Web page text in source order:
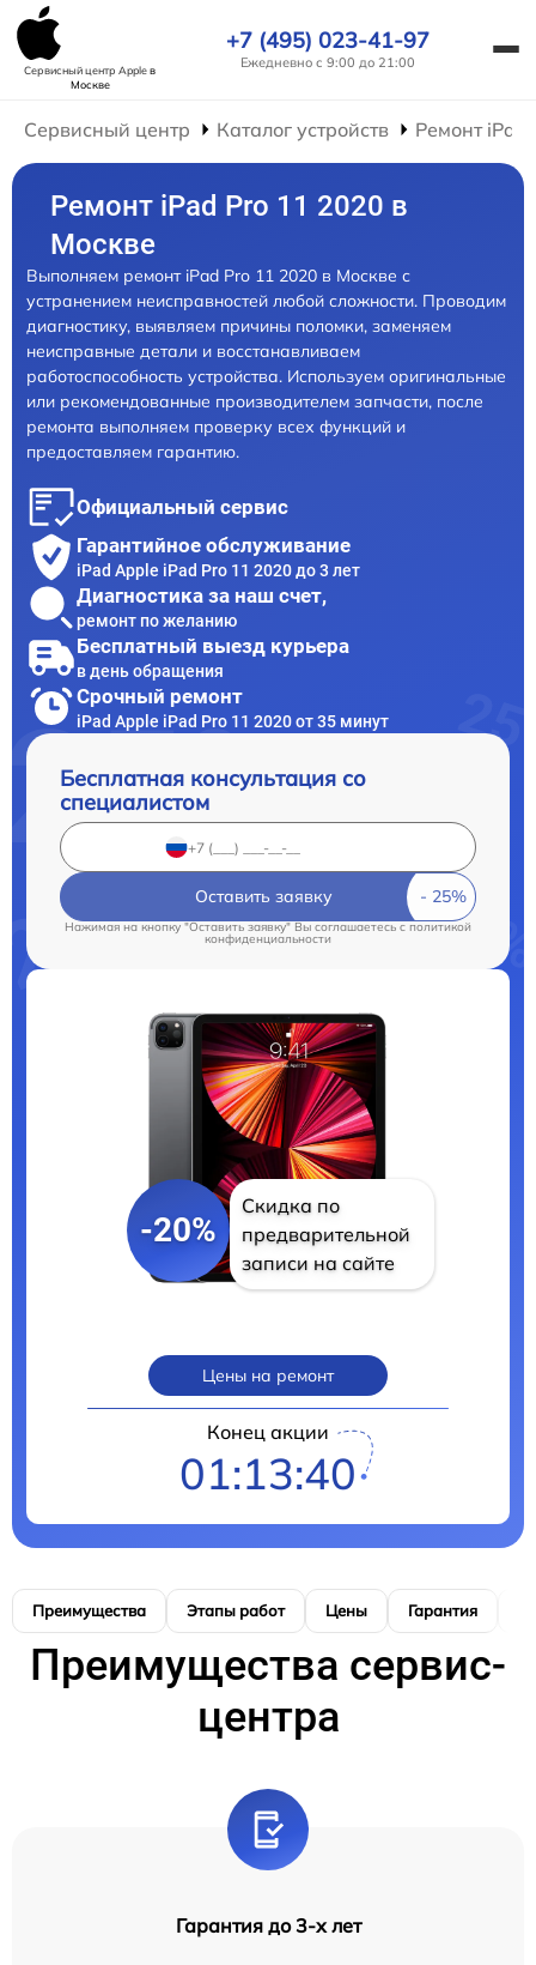
Сервисный центр Appleв
Москве
+7 (495) 023-41-97
Ежедневно с 9:00 до 21:00
Сервисный центр Каталог устройств Ремонт iPad
Ремонт iPad Pro 11 2020 в
Москве
Выполняем ремонт iPad Pro 11 2020 в Москве с
устранением неисправностей любой сложности. Проводим
диагностику, выявляем причины поломки, заменяем
неисправные детали и восстанавливаем
работоспособность устройства. Используем оригинальные
или рекомендованные производителем запчасти, после
ремонта выполняем проверку всех функций и
предоставляем гарантию.
Официальный сервис
Гарантийное обслуживание
iPad Apple iPad Pro 11 2020 до 3 лет
Диагностика за наш счет,
ремонт по желанию
Бесплатный выезд курьера
в день обращения
Срочный ремонт
iPad Apple iPad Pro 11 2020 от 35 минут
Бесплатная консультация со
специалистом
Оставить заявку
Нажимая на кнопку "Оставить заявку" Вы соглашаетесь cполитикой
конфиденциальности
-20%
Скидка по
предварительной
записи на сайте
Цены на ремонт
Конец акции
01:13:39
Преимущества Этапы работ Цены Гарантия
Преимущества сервис-
центра
Гарантия до 3-х лет